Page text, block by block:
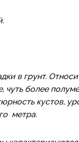
в грунт.
чуть более
кустов,
метра.